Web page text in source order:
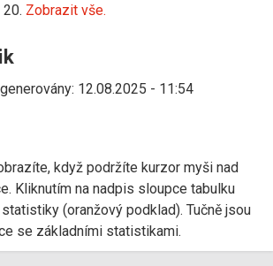
Zobrazit vše.
12.08.2025 - 11:54
když podržíte kurzor myši nad
Kliknutím na nadpis sloupce tabulku
(oranžový podklad). Tučně jsou
se základními statistikami.